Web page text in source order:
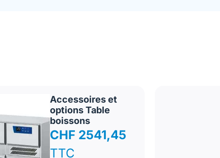
Accessoires et
options Table
boissons
CHF 2541,45
TTC